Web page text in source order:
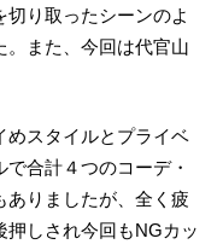
り取ったシーンのよ
。また、今回は代官山
めスタイルとプライベ
合計４つのコーデ・
ありましたが、全く疲
しされ今回もNGカッ